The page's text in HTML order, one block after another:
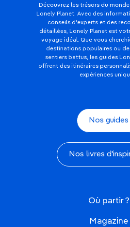
Découvrez les trésors du
Lonely Planet. Avec des
conseils d'experts et des
détaillées, Lonely Planet est
voyage idéal. Que vous
destinations populaires ou
sentiers battus, les guides
offrent des itinéraires
expériences
Nos guides
Nos livres
Où partir ?
Magazine